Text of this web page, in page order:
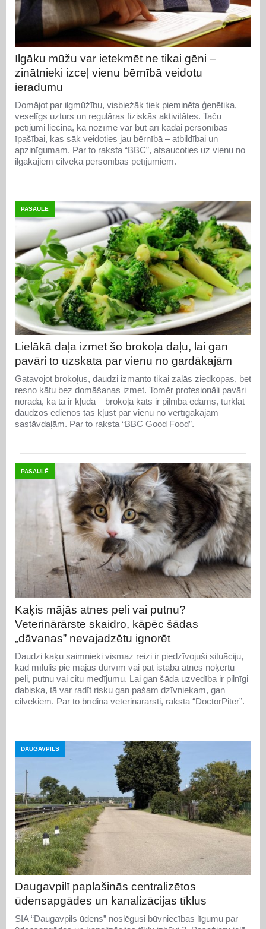
Ilgāku mūžu var ietekmēt ne tikai gēni –
zinātnieki izceļ vienu bērnībā veidotu
ieradumu
Domājot par ilgmūžību, visbiežāk tiek pieminēta ģenētika,
veselīgs uzturs un regulāras fiziskās aktivitātes. Taču
pētījumi liecina, ka nozīme var būt arī kādai personības
īpašībai, kas sāk veidoties jau bērnībā – atbildībai un
apzinīgumam. Par to raksta “BBC”, atsaucoties uz vienu no
ilgākajiem cilvēka personības pētījumiem.
PASAULĒ
Lielākā daļa izmet šo brokoļa daļu, lai gan
pavāri to uzskata par vienu no gardākajām
Gatavojot brokoļus, daudzi izmanto tikai zaļās ziedkopas, bet
resno kātu bez domāšanas izmet. Tomēr profesionāli pavāri
norāda, ka tā ir kļūda – brokoļa kāts ir pilnībā ēdams, turklāt
daudzos ēdienos tas kļūst par vienu no vērtīgākajām
sastāvdaļām. Par to raksta “BBC Good Food”.
PASAULĒ
Kaķis mājās atnes peli vai putnu?
Veterinārārste skaidro, kāpēc šādas
„dāvanas” nevajadzētu ignorēt
Daudzi kaķu saimnieki vismaz reizi ir piedzīvojuši situāciju,
kad mīlulis pie mājas durvīm vai pat istabā atnes noķertu
peli, putnu vai citu medījumu. Lai gan šāda uzvedība ir pilnīgi
dabiska, tā var radīt risku gan pašam dzīvniekam, gan
cilvēkiem. Par to brīdina veterinārārsti, raksta “DoctorPiter”.
DAUGAVPILS
Daugavpilī paplašinās centralizētos
ūdensapgādes un kanalizācijas tīklus
SIA “Daugavpils ūdens” noslēgusi būvniecības līgumu par